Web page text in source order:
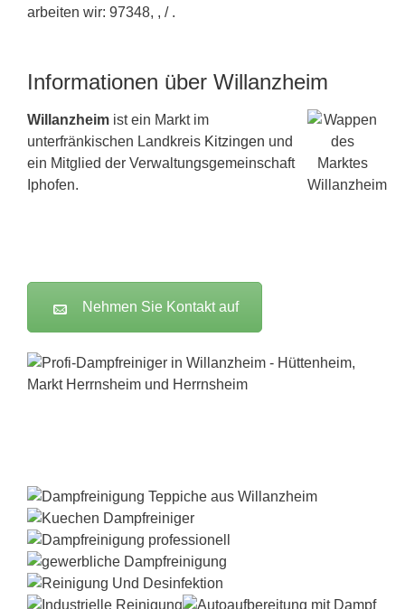
arbeiten wir: 97348, , / .
Informationen über Willanzheim
Willanzheim ist ein Markt im
unterfränkischen Landkreis Kitzingen und
ein Mitglied der Verwaltungsgemeinschaft
Iphofen.
Nehmen Sie Kontakt auf